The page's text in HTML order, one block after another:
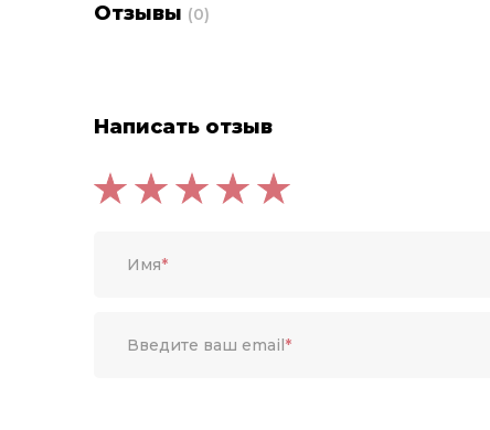
Отзывы (0)
Написать отзыв
Имя*
Введите ваш email*